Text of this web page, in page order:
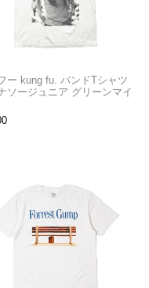
ー kung fu. バンドTシャツ
ソージュニア グリーンマイ